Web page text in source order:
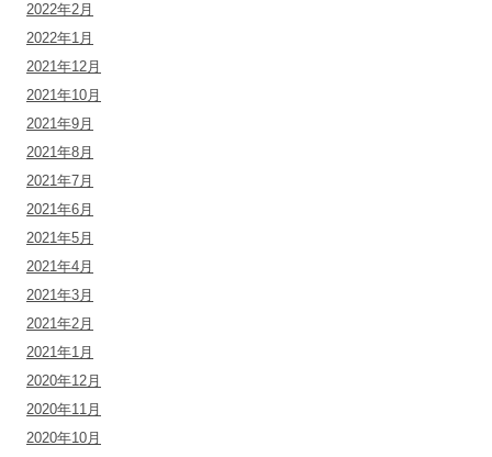
2022年2月
2022年1月
2021年12月
2021年10月
2021年9月
2021年8月
2021年7月
2021年6月
2021年5月
2021年4月
2021年3月
2021年2月
2021年1月
2020年12月
2020年11月
2020年10月